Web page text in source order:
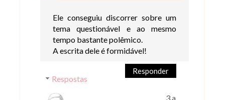
Ele conseguiu discorrer sobre um
tema questionável e ao mesmo
tempo bastante polêmico.
A escrita dele é formidável!
Responder
Respostas